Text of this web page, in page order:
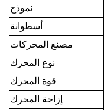
نموذج
أسطوانة
مصنع المحركات
نوع المحرك
قوة المحرك
إزاحة المحرك